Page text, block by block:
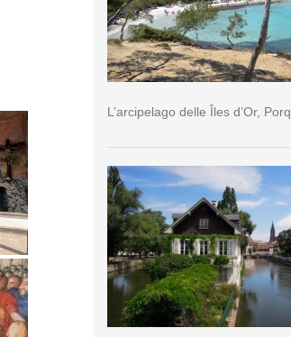
L’arcipelago delle Îles d’Or,